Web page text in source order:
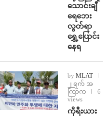
သောင်းချီ
ရေဘေး
လွတ်ရာ
ရွှေ့ပြောင်း
နေရ
by MLAT
၂ ရက် အ
ကြာက
6
views
ကိုရီးယား